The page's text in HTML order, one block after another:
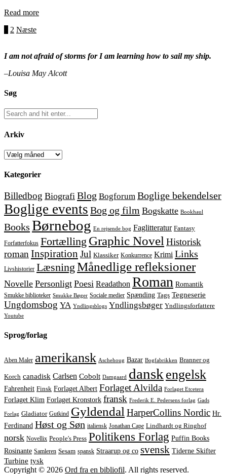
Read more
Indlægsinddeling
2 Næste
I am not afraid of storms for I am learning how to sail my ship.
–Louisa May Alcott
Søg
Arkiv
Arkiv
Kategorier
Billedbog Biografi Blog Bogforum Boglige bekendelser
Boglige events Bog og film Bogskatte Bookhaul
Books Børnebog En rejsende bog Faglitteratur Fantasy
Forfatterfokus Fortælling Graphic Novel Historisk
romanInspiration Jul Klassiker Konkurrence Krimi Links
Livshistorier Læsning Månedlige refleksioner
Novelle Personligt Poesi Readathon Roman Romantik
Smukke biblioteker Smukke Bøger Sociale medier Spænding Tags Tegneserie
Ungdomsbog YA Yndlingsblogs Yndlingsbøger Yndlingsforfattere
Youtube
Sprog/forlag
Aben Maler amerikansk Aschehoug Bazar Bogfabrikken Branner og
Korch canadisk Carlsen Cobolt Damgaard dansk engelsk
Fahrenheit Finsk Forlaget Albert Forlaget Alvilda Forlaget Etcetera
Forlaget Klim Forlaget Kronstork fransk Frederik E. Pedersens forlag Gads
Forlag Gladiator Gutkind Gyldendal HarperCollins Nordic Hr.
Ferdinand Høst og Søn italiensk Jonathan Cape Lindhardt og Ringhof
norsk Novellix People's Press Politikens Forlag Puffin Books
Rosinante Samleren Sesam spansk Straarup og co svensk Tiderne Skifter
Turbine tysk
Copyright © 2026 Ord fra en bibliofil. All rights reserved.